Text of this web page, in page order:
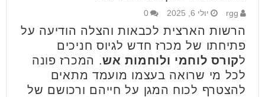
rgg יולי 6, 2025 0
הרשות הארצית לכבאות והצלה הודיעה על
פתיחתו של מכרז חדש לגיוס חניכים
לקורס לוחמי ולוחמות אש. המכרז פונה
לכל מי שרואה בעצמו מועמד מתאים
להצטרף לכוח המגן על חייהם ורכושם של